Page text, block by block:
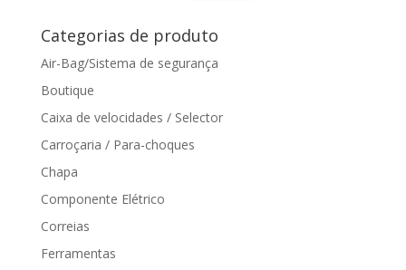
Categorias de produto
Air-Bag/Sistema de segurança
Boutique
Caixa de velocidades / Selector
Carroçaria / Para-choques
Chapa
Componente Elétrico
Correias
Ferramentas